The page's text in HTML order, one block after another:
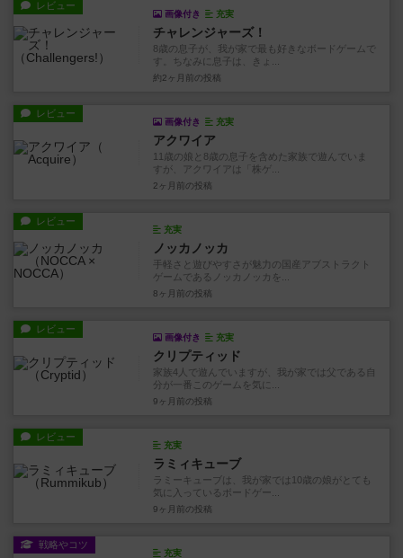
レビュー
画像付き 充実
チャレンジャーズ！
8歳の息子が、我が家で最も好きなボードゲームで
す。ちなみに息子は、きょ...
約2ヶ月前 の投稿
レビュー
画像付き 充実
アクワイア
11歳の娘と8歳の息子を含めた家族で遊んでいま
すが、アクワイアは「株ゲ...
2ヶ月前 の投稿
レビュー
充実
ノッカノッカ
手軽さと遊びやすさが魅力の国産アブストラクト
ゲームであるノッカノッカを...
8ヶ月前 の投稿
レビュー
画像付き 充実
クリプティッド
家族4人で遊んでいますが、我が家では父である自
分が一番このゲームを気に...
9ヶ月前 の投稿
レビュー
充実
ラミィキューブ
ラミーキューブは、我が家では10歳の娘がとても
気に入っているボードゲー...
9ヶ月前 の投稿
戦略やコツ
充実